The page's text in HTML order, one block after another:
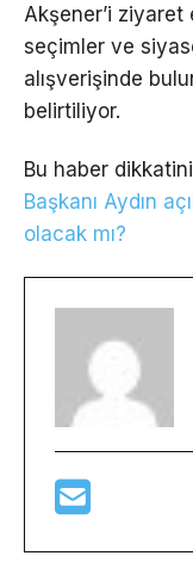
Akşener’i
seçimler ve
alışverişinde
belirtiliyor.
Bu haber
Başkanı Aydın
olacak mı?